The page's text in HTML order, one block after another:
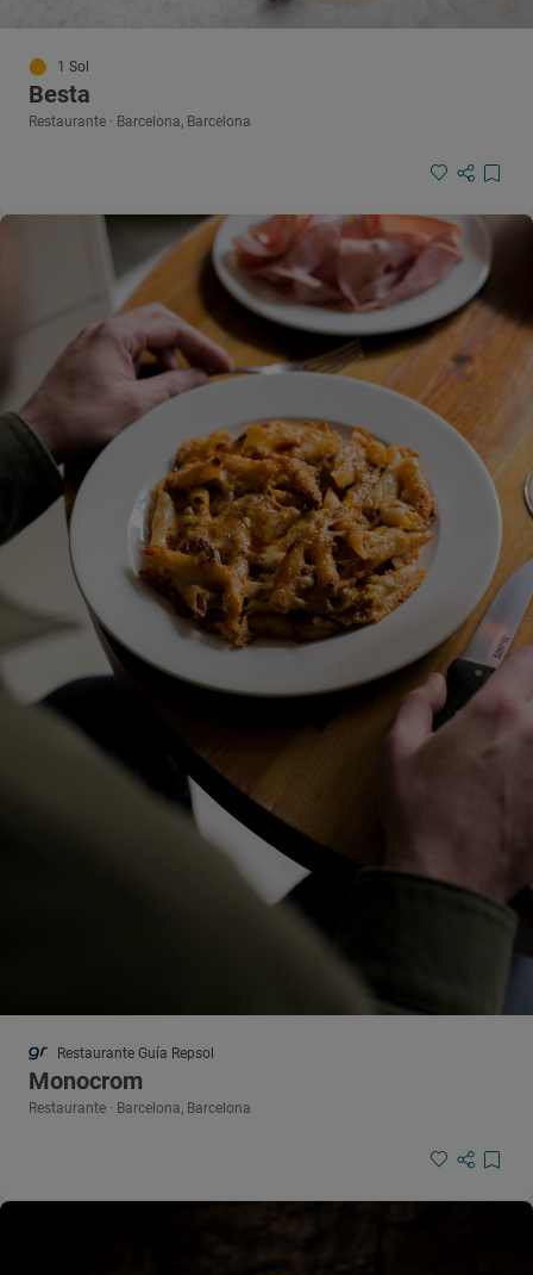
1 Sol
Besta
Restaurante · Barcelona, Barcelona
Restaurante Guía Repsol
Monocrom
Restaurante · Barcelona, Barcelona